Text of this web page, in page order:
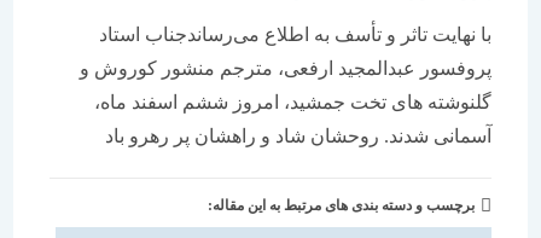
با نهایت تاثر و تأسف به اطلاع می‌رساندجناب استاد
پروفسور عبدالمجید ارفعی، مترجم منشور کوروش و
گلنوشته های تخت جمشید، امروز ششم اسفند ماه،
آسمانی شدند. روحشان شاد و راهشان پر رهرو باد
برچسب و دسته بندی های مرتبط به این مقاله: